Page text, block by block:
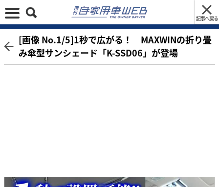
記事へ戻る
[画像 No.1/5]1秒で広がる！ MAXWINの折り畳
み傘型サンシェード「K-SSD06」が登場